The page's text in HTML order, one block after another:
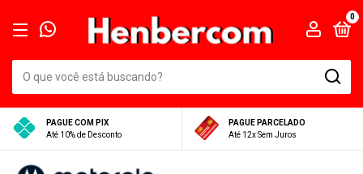
0
PAGUE COM PIX
Até 10% de Desconto
PAGUE PARCELADO
Até 12x Sem Juros